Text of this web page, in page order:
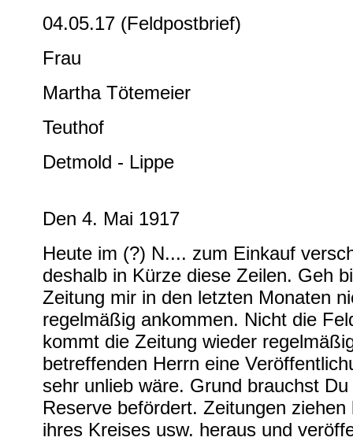
04.05.17 (Feldpostbrief)
Frau
Martha Tötemeier
Teuthof
Detmold - Lippe
Den 4. Mai 1917
Heute im (?) N.... zum Einkauf
deshalb in Kürze diese Zeilen. Geh
Zeitung mir in den letzten Monaten
regelmäßig ankommen. Nicht die
kommt die Zeitung wieder
betreffenden Herrn eine
sehr unlieb wäre. Grund brauchst
Reserve befördert. Zeitungen
ihres Kreises usw. heraus und